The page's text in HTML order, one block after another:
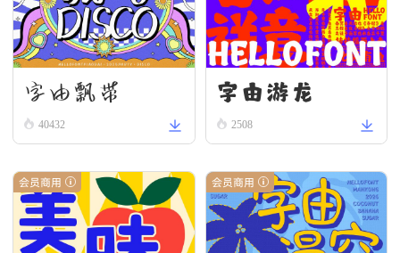
字由飘带
40432
字由游龙
2508
会员商用 会员商用